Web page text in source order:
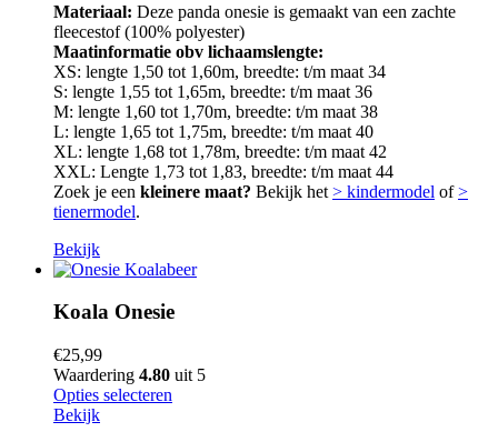
Materiaal: Deze panda onesie is gemaakt van een zachte
fleecestof (100% polyester)
Maatinformatie obv lichaamslengte:
XS: lengte 1,50 tot 1,60m, breedte: t/m maat 34
S: lengte 1,55 tot 1,65m, breedte: t/m maat 36
M: lengte 1,60 tot 1,70m, breedte: t/m maat 38
L: lengte 1,65 tot 1,75m, breedte: t/m maat 40
XL: lengte 1,68 tot 1,78m, breedte: t/m maat 42
XXL: Lengte 1,73 tot 1,83, breedte: t/m maat 44
Zoek je een kleinere maat? Bekijk het > kindermodel of>
tienermodel.
Bekijk
Koala Onesie
€25,99
Waardering 4.80 uit 5
Opties selecteren
Bekijk